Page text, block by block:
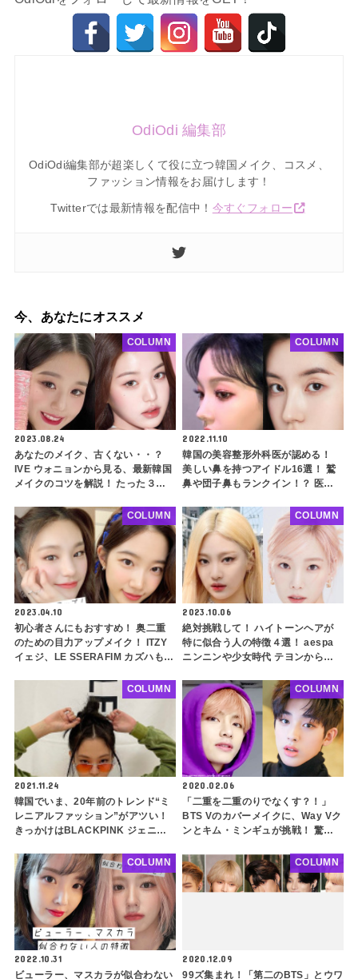
OdiOdi 編集部
OdiOdi編集部が超楽しくて役に立つ韓国メイク、コスメ、
ファッション情報をお届けします！
Twitterでは最新情報を配信中！ 今すぐフォロー
今、あなたにオススメ
2023.08.24
あなたのメイク、古くない・・？
IVE ウォニョンから見る、最新韓国
メイクのコツを解説！ たった３つ
クを楽しもう
COLUMN
2022.11.10
韓国の美容整形外科医が認める！
美しい鼻を持つアイドル16選！ 鷲
鼻や団子鼻もランクイン！？ 医師
COLUMN
2023.04.10
初心者さんにもおすすめ！ 奥二重
のための目力アップメイク！ ITZY
イェジ、LE SSERAFIM カズハも取
COLUMN
2023.10.06
絶対挑戦して！ ハイトーンヘアが
特に似合う人の特徴４選！ aespa
ニンニンや少女時代 テヨンから見
るタイプとは
COLUMN
2021.11.24
韓国でいま、20年前のトレンド“ミ
レニアルファッション”がアツい！
きっかけはBLACKPINK ジェニー
のミレニアルファッションを大特集
COLUMN
2020.02.06
「二重を二重のりでなくす？！」
BTS Vのカバーメイクに、Way Vク
ンとキム・ミンギュが挑戦！ 驚き
COLUMN
2022.10.31
ビューラー、マスカラが似合わない
COLUMN
2020.12.09
99ズ集まれ！「第二のBTS」とウワ
COLUMN